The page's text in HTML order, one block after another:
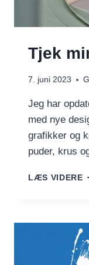
Tjek
7. juni 2023
Jeg har
med nye
grafikker og
puder, krus
LÆS VIDERE